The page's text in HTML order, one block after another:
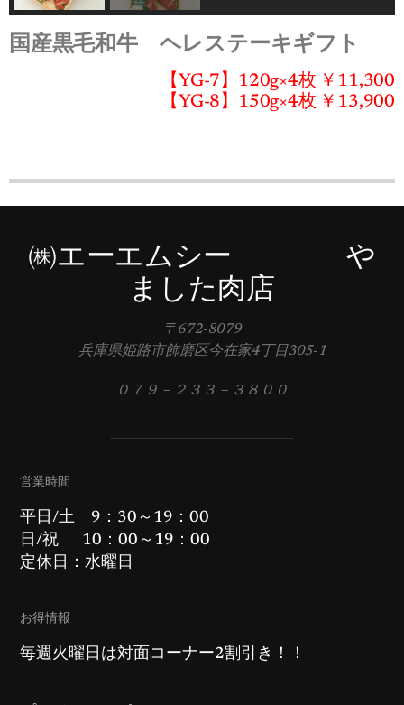
国産黒毛和牛 ヘレステーキギフト
【YG-7】120g×4枚 ￥11,300
【YG-8】150g×4枚 ￥13,900
㈱エーエムシー や
ました肉店
〒672-8079
兵庫県姫路市飾磨区今在家4丁目305-1
０７９－２３３－３８００
営業時間
平日/土 9：30～19：00
日/祝 10：00～19：00
定休日：水曜日
お得情報
毎週火曜日は対面コーナー2割引き！！